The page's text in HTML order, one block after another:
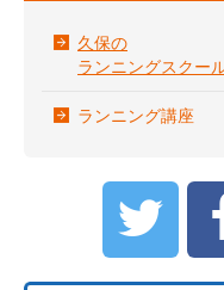
久保の
ランニングスクー
ランニング講座